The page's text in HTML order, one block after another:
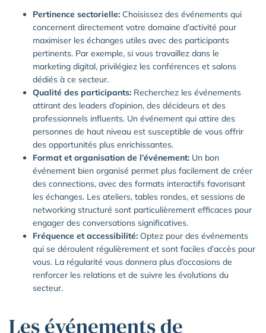
Pertinence sectorielle: Choisissez des événements qui
concernent directement votre domaine d’activité pour
maximiser les échanges utiles avec des participants
pertinents. Par exemple, si vous travaillez dans le
marketing digital, privilégiez les conférences et salons
dédiés à ce secteur.
Qualité des participants: Recherchez les événements
attirant des leaders d’opinion, des décideurs et des
professionnels influents. Un événement qui attire des
personnes de haut niveau est susceptible de vous offrir
des opportunités plus enrichissantes.
Format et organisation de l’événement: Un bon
événement bien organisé permet plus facilement de créer
des connections, avec des formats interactifs favorisant
les échanges. Les ateliers, tables rondes, et sessions de
networking structuré sont particulièrement efficaces pour
engager des conversations significatives.
Fréquence et accessibilité: Optez pour des événements
qui se déroulent régulièrement et sont faciles d’accès pour
vous. La régularité vous donnera plus d’occasions de
renforcer les relations et de suivre les évolutions du
secteur.
Les événements de